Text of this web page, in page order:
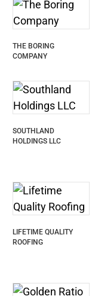
THE BORING
COMPANY
SOUTHLAND
HOLDINGS LLC
LIFETIME QUALITY
ROOFING